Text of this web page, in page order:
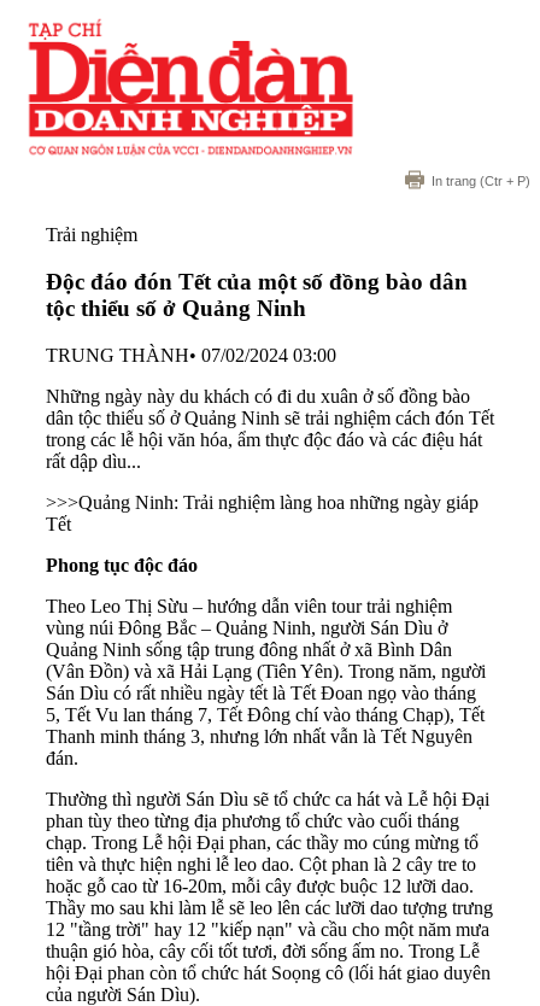
In trang (Ctr + P)
Trải nghiệm
Độc đáo đón Tết của một số đồng bào dân
tộc thiểu số ở Quảng Ninh
TRUNG THÀNH• 07/02/2024 03:00
Những ngày này du khách có đi du xuân ở số đồng bào
dân tộc thiểu số ở Quảng Ninh sẽ trải nghiệm cách đón Tết
trong các lễ hội văn hóa, ẩm thực độc đáo và các điệu hát
rất dập dìu...
>>>Quảng Ninh: Trải nghiệm làng hoa những ngày giáp
Tết
Phong tục độc đáo
Theo Leo Thị Sừu – hướng dẫn viên tour trải nghiệm
vùng núi Đông Bắc – Quảng Ninh, người Sán Dìu ở
Quảng Ninh sống tập trung đông nhất ở xã Bình Dân
(Vân Đồn) và xã Hải Lạng (Tiên Yên). Trong năm, người
Sán Dìu có rất nhiều ngày tết là Tết Đoan ngọ vào tháng
5, Tết Vu lan tháng 7, Tết Đông chí vào tháng Chạp), Tết
Thanh minh tháng 3, nhưng lớn nhất vẫn là Tết Nguyên
đán.
Thường thì người Sán Dìu sẽ tổ chức ca hát và Lễ hội Đại
phan tùy theo từng địa phương tổ chức vào cuối tháng
chạp. Trong Lễ hội Đại phan, các thầy mo cúng mừng tổ
tiên và thực hiện nghi lễ leo dao. Cột phan là 2 cây tre to
hoặc gỗ cao từ 16-20m, mỗi cây được buộc 12 lưỡi dao.
Thầy mo sau khi làm lễ sẽ leo lên các lưỡi dao tượng trưng
12 "tầng trời" hay 12 "kiếp nạn" và cầu cho một năm mưa
thuận gió hòa, cây cối tốt tươi, đời sống ấm no. Trong Lễ
hội Đại phan còn tổ chức hát Soọng cô (lối hát giao duyên
của người Sán Dìu).